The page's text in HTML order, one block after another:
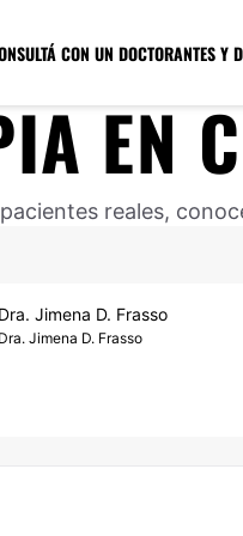
CON UN DOCTORANTES Y
EN
reales,
Dra. Jimena D. Frasso
Dra. Jimena D. Frasso